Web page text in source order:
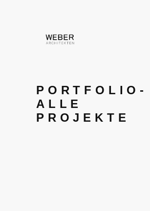
PORTFOLIO-
ALLE
PROJEKTE